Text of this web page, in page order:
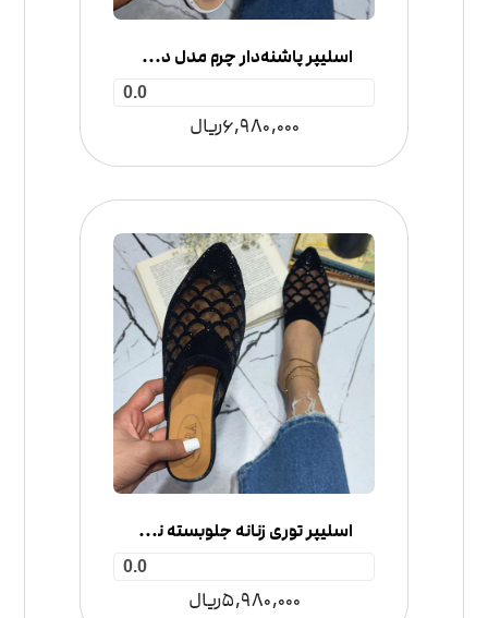
اسلیپر پاشنه‌دار چرم مدل دستبند
0.0
6,980,000ریال
اسلیپر توری زنانه جلوبسته نگینی پولکی
0.0
5,980,000ریال